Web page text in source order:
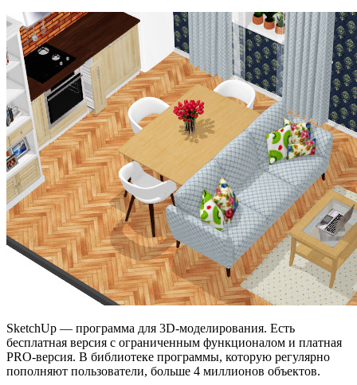
SketchUp — программа для 3D-моделирования. Есть
бесплатная версия с ограниченным функционалом и платная
PRO-версия. В библиотеке программы, которую регулярно
пополняют пользователи, больше 4 миллионов объектов.